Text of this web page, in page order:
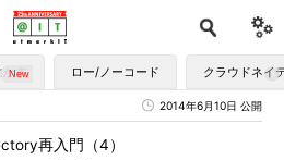
かす ロー/ノーコード クラウドネイ
2014年6月10日 公開
再入門（4）